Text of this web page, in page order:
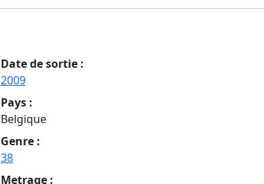
Date de sortie :
2009
Pays :
Belgique
Genre :
38
Metrage :